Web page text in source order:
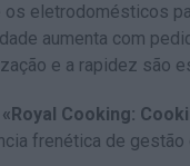
os eletrodomésticos
aumenta com
e a rapidez são
«Royal Cooking:
frenética de